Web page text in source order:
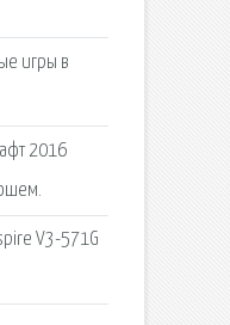
игры в
2016
V3-571G